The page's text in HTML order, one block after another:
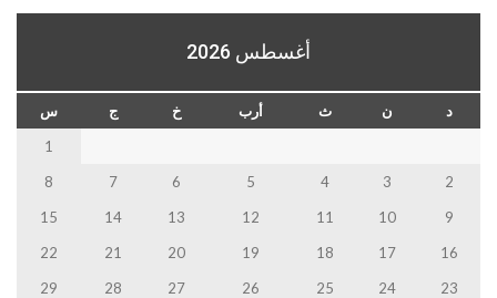
أغسطس 2026
د ن ث أرب خ ج
س
1
2
3
4
5
6
7
8
9
10
11
12
13
14
15
16
17
18
19
20
21
22
23
24
25
26
27
28
29